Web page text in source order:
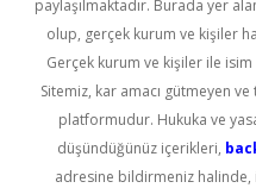
paylaşılmaktadır. Burada yer
olup, gerçek kurum ve kişiler
Gerçek kurum ve kişiler ile
Sitemiz, kar amacı gütmeyen
platformudur. Hukuka ve
düşündüğünüz içerikleri,
adresine bildirmeniz